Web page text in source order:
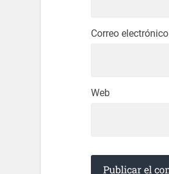
Correo electrónico
Web